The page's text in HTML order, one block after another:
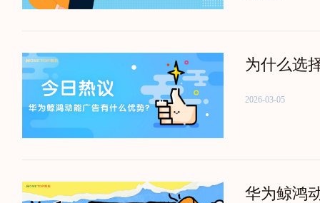
为什么选
2026-03-05
华为鲸鸿